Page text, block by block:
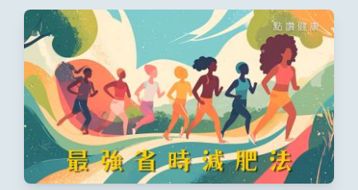
的盲点。如果你抱着「No pain, no gain」的心态盲
目苦练，甚至放松警惕，健身随时会变成「伤身」。
本文为大家拆解健身常见的致命陷阱与正确的热身与
冷却运动，更附上每日蛋白质摄取分量计算公式，教
你聪明增肌不伤身。